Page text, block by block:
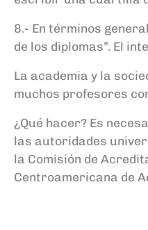
8.- En términos
de los diplomas”. El
La academia y la
muchos profesores
¿Qué hacer? Es
las autoridades
la Comisión de
Centroamericana de